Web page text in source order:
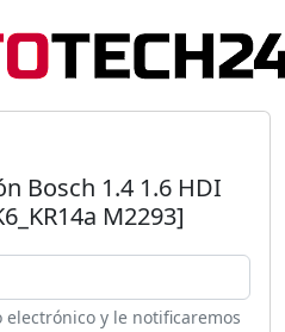
Bosch 1.4 1.6 HDI
M2293]
electrónico y le notificaremos